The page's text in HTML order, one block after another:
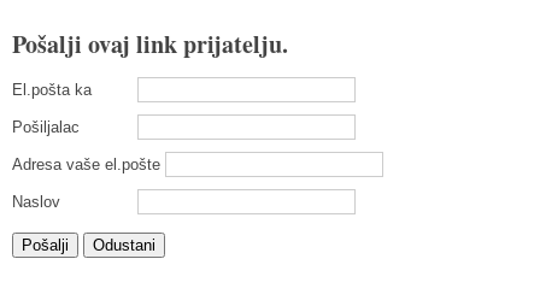
Pošalji ovaj link prijatelju.
El.pošta ka
Pošiljalac
Adresa vaše el.pošte
Naslov
Pošalji Odustani